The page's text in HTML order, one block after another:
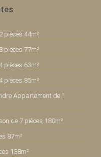
pièces 44m²
pièces 77m²
pièces 63m²
pièces 85m²
Appartement de 1
de 7 pièces 180m²
87m²
138m²